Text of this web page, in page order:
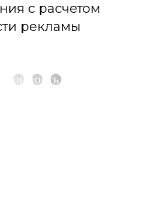
с расчетом
рекламы
стоимость продвижения